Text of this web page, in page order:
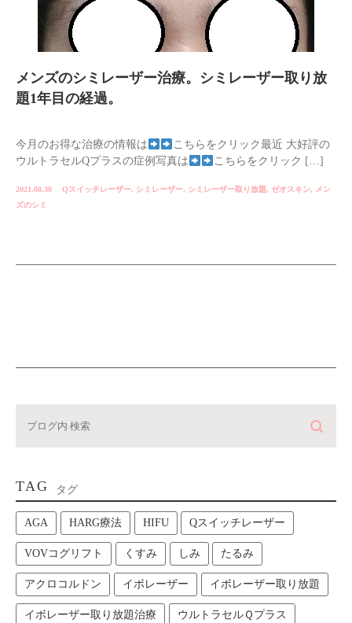
メンズのシミレーザー治療。シミレーザー取り放
題1年目の経過。
今月のお得な治療の情報は
こちらをクリック最近 大好評の
ウルトラセルQプラスの症例写真は
こちらをクリック […]
2021.08.30 Qスイッチレーザー, シミレーザー, シミレーザー取り放題, ゼオスキン, メン
ズのシミ
TAG タグ
AGA HARG療法 HIFU Qスイッチレーザー
VOVコグリフト くすみ しみ たるみ
アクロコルドン イボレーザー イボレーザー取り放題
イボレーザー取り放題治療 ウルトラセルＱプラス